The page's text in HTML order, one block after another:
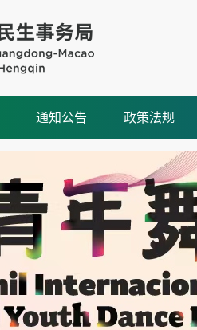
通知公告 政策法规